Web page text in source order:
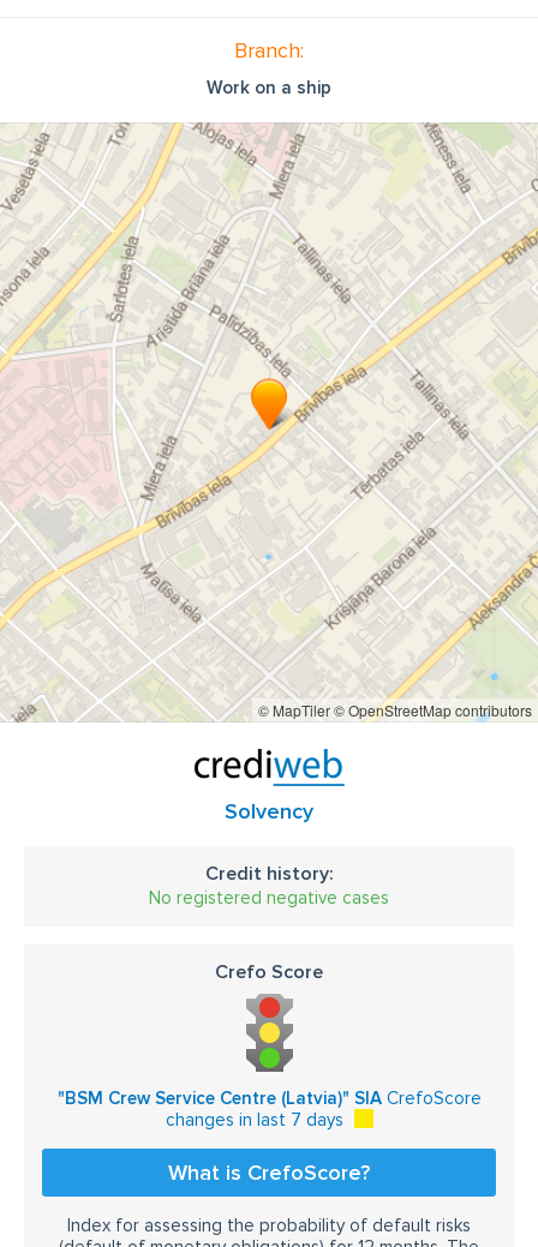
Branch:
Work on a ship
© MapTiler© OpenStreetMap contributors
Solvency
Credit history:
No registered negative cases
Crefo Score
"BSM Crew Service Centre (Latvia)" SIACrefoScore
changes in last 7 days
What is CrefoScore?
Index for assessing the probability of default risks